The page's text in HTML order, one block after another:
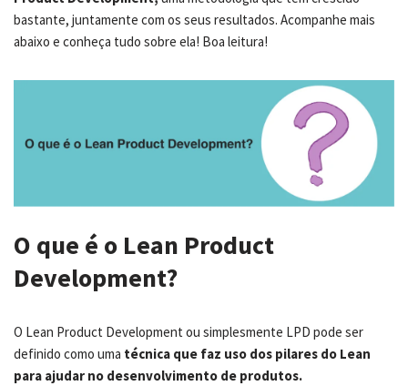
bastante, juntamente com os seus resultados. Acompanhe mais
abaixo e conheça tudo sobre ela! Boa leitura!
O que é o Lean Product
Development?
O Lean Product Development ou simplesmente LPD pode ser
definido como uma técnica que faz uso dos pilares do Lean
para ajudar no desenvolvimento de produtos.